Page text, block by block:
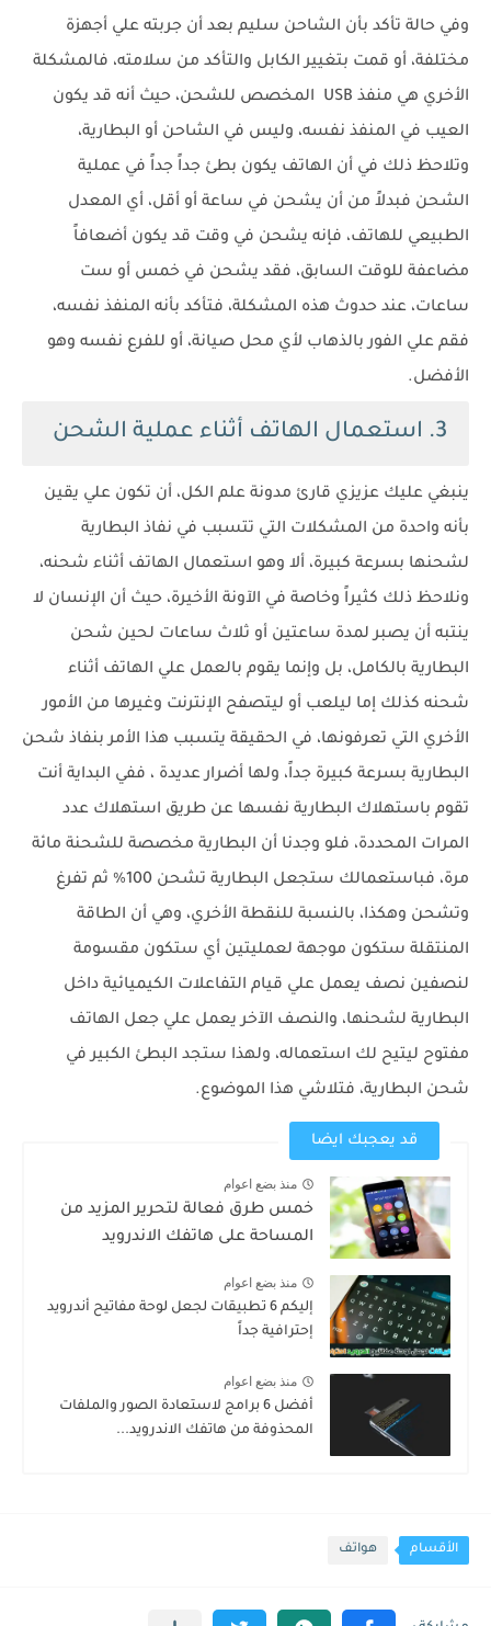
وفي حالة تأكد بأن الشاحن سليم بعد أن جربته علي أجهزة
مختلفة، أو قمت بتغيير الكابل والتأكد من سلامته، فالمشكلة
الأخري هي منفذ USB المخصص للشحن، حيث أنه قد يكون
العيب في المنفذ نفسه، وليس في الشاحن أو البطارية،
وتلاحظ ذلك في أن الهاتف يكون بطئ جداً جداً في عملية
الشحن فبدلاً من أن يشحن في ساعة أو أقل، أي المعدل
الطبيعي للهاتف، فإنه يشحن في وقت قد يكون أضعافاً
مضاعفة للوقت السابق، فقد يشحن في خمس أو ست
ساعات، عند حدوث هذه المشكلة، فتأكد بأنه المنفذ نفسه،
فقم علي الفور بالذهاب لأي محل صيانة، أو للفرع نفسه وهو
الأفضل.
3. استعمال الهاتف أثناء عملية الشحن
ينبغي عليك عزيزي قارئ مدونة علم الكل، أن تكون علي يقين
بأنه واحدة من المشكلات التي تتسبب في نفاذ البطارية
لشحنها بسرعة كبيرة، ألا وهو استعمال الهاتف أثناء شحنه،
ونلاحظ ذلك كثيراً وخاصة في الآونة الأخيرة، حيث أن الإنسان لا
ينتبه أن يصبر لمدة ساعتين أو ثلاث ساعات لحين شحن
البطارية بالكامل، بل وإنما يقوم بالعمل علي الهاتف أثناء
شحنه كذلك إما ليلعب أو ليتصفح الإنترنت وغيرها من الأمور
الأخري التي تعرفونها، في الحقيقة يتسبب هذا الأمر بنفاذ شحن
البطارية بسرعة كبيرة جداً، ولها أضرار عديدة ، ففي البداية أنت
تقوم باستهلاك البطارية نفسها عن طريق استهلاك عدد
المرات المحددة، فلو وجدنا أن البطارية مخصصة للشحنة مائة
مرة، فباستعمالك ستجعل البطارية تشحن 100% ثم تفرغ
وتشحن وهكذا، بالنسبة للنقطة الأخري، وهي أن الطاقة
المنتقلة ستكون موجهة لعمليتين أي ستكون مقسومة
لنصفين نصف يعمل علي قيام التفاعلات الكيميائية داخل
البطارية لشحنها، والنصف الآخر يعمل علي جعل الهاتف
مفتوح ليتيح لك استعماله، ولهذا ستجد البطئ الكبير في
شحن البطارية، فتلاشي هذا الموضوع.
قد يعجبك ايضا
منذ بضع اعوام
خمس طرق فعالة لتحرير المزيد من
المساحة على هاتفك الاندرويد
منذ بضع اعوام
إليكم 6 تطبيقات لجعل لوحة مفاتيح أندرويد
إحترافية جداً
منذ بضع اعوام
أفضل 6 برامج لاستعادة الصور والملفات
المحذوفة من هاتفك الاندرويد...
الأقسام هواتف